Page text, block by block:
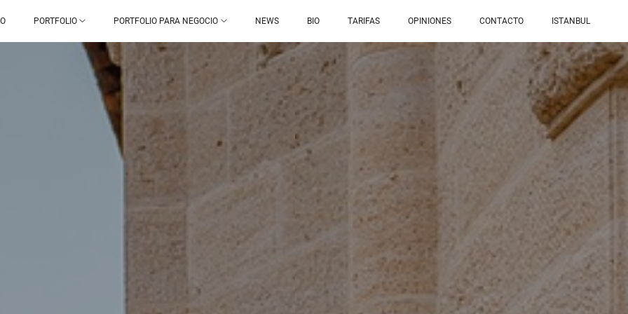
PORTFOLIO PORTFOLIO PARA NEGOCIO NEWS BIO TARIFAS OPINIONES CONTACTO ISTANBUL